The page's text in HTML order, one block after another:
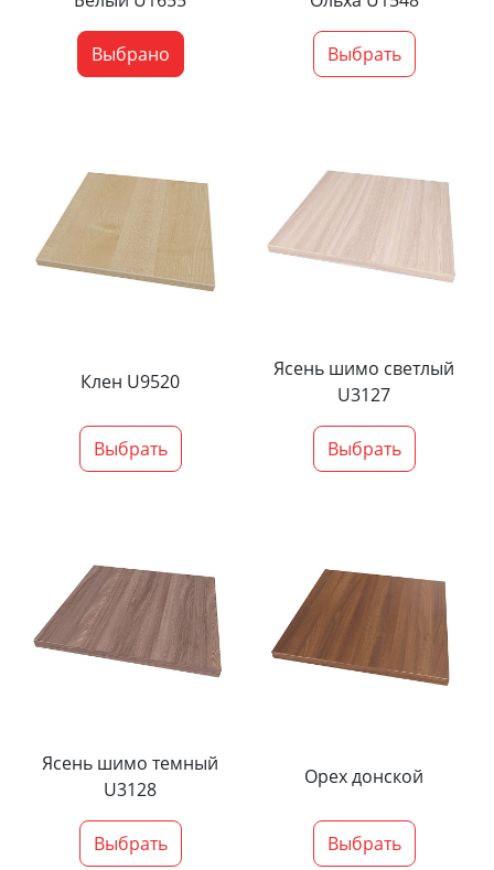
Выбрано Выбрать
Клен U9520
Выбрать
Ясень шимо светлый
U3127
Выбрать
Ясень шимо темный
U3128
Выбрать
Орех донской
Выбрать